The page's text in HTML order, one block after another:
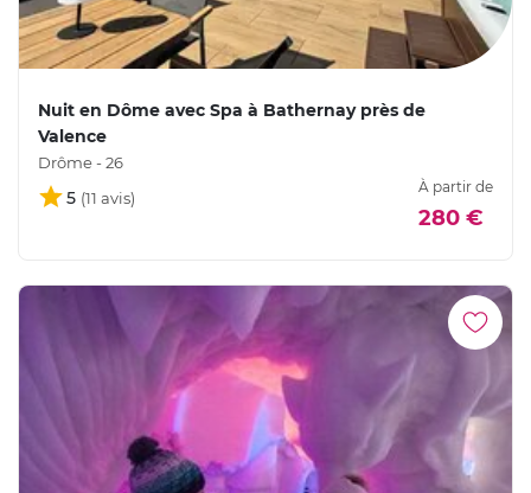
Nuit en Dôme avec Spa à Bathernay près de
Valence
Drôme - 26
5
À partir de
280 €